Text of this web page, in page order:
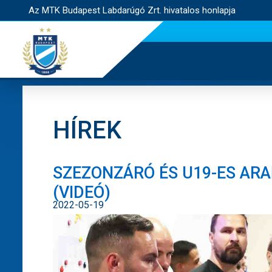
Az MTK Budapest Labdarúgó Zrt. hivatalos honlapja
HÍREK
SZEZONZÁRÓ ÉS U19-ES
(VIDEÓ)
2022-05-19